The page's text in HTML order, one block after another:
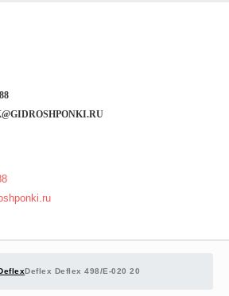
Deflex Deflex 498/E-020 20